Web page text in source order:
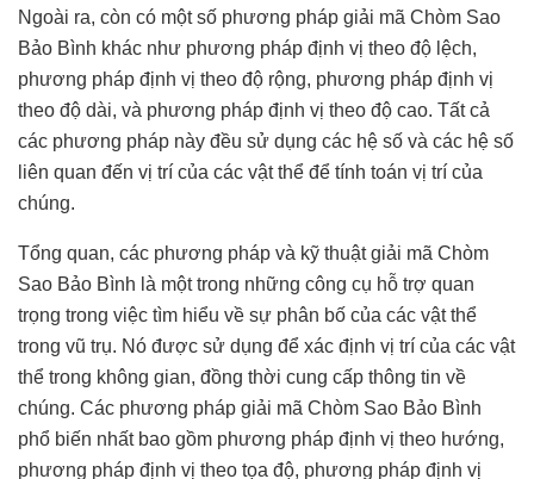
Ngoài ra, còn có một số phương pháp giải mã Chòm Sao
Bảo Bình khác như phương pháp định vị theo độ lệch,
phương pháp định vị theo độ rộng, phương pháp định vị
theo độ dài, và phương pháp định vị theo độ cao. Tất cả
các phương pháp này đều sử dụng các hệ số và các hệ số
liên quan đến vị trí của các vật thể để tính toán vị trí của
chúng.
Tổng quan, các phương pháp và kỹ thuật giải mã Chòm
Sao Bảo Bình là một trong những công cụ hỗ trợ quan
trọng trong việc tìm hiểu về sự phân bố của các vật thể
trong vũ trụ. Nó được sử dụng để xác định vị trí của các vật
thể trong không gian, đồng thời cung cấp thông tin về
chúng. Các phương pháp giải mã Chòm Sao Bảo Bình
phổ biến nhất bao gồm phương pháp định vị theo hướng,
phương pháp định vị theo tọa độ, phương pháp định vị